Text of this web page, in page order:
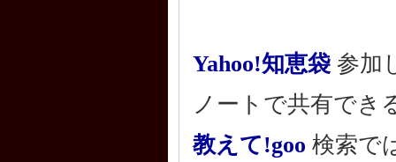
Yahoo!知恵袋 参加
ノートで共有でき
教えて!goo 検索で